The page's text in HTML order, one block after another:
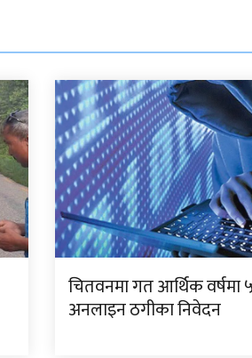
चितवनमा गत आर्थिक वर्षमा
अनलाइन ठगीका निवेदन